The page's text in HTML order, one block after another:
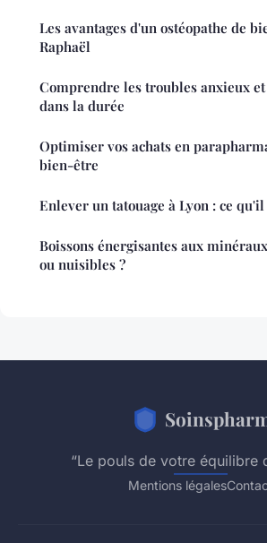
Les avantages d'un ostéopathe de
Raphaël
Comprendre les troubles anxieux
dans la durée
Optimiser vos achats en
bien-être
Enlever un tatouage à Lyon : ce
Boissons énergisantes aux
ou nuisibles ?
“Le pouls de votre équilibre
Mentions légales